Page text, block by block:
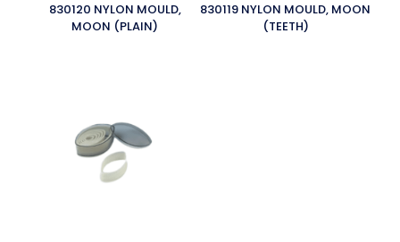
830120 NYLON MOULD,
MOON (PLAIN)
830119 NYLON MOULD, MOON
(TEETH)